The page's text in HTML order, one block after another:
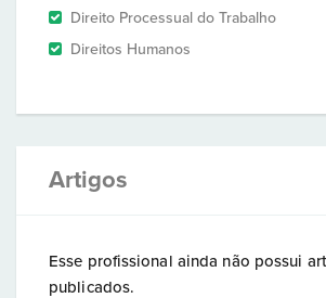
Direito Processual do Trabalho
Direitos Humanos
Artigos
Esse profissional ainda não possui
publicados.